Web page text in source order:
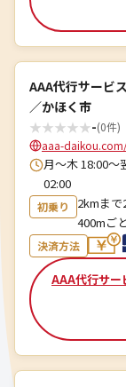
AAA代行サービ
／かほく市
★★★★★-(0件)
aaa-
月～木 18:00～
02:00
初乗り
2kmまで
400mご
決済方法
AAA代行サー